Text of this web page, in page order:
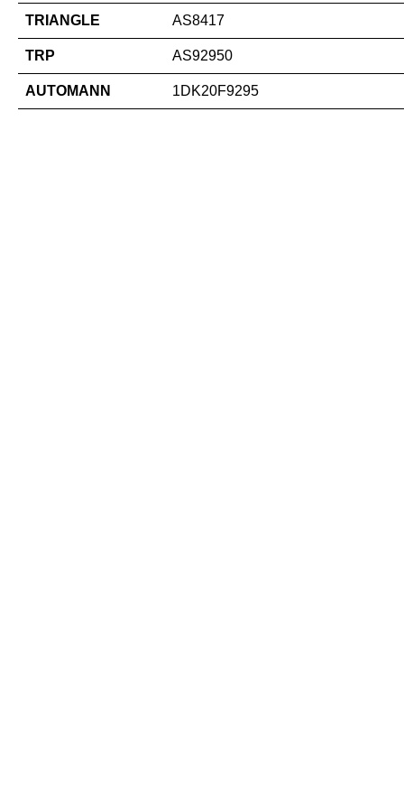
TRIANGLE AS8417
TRP AS92950
AUTOMANN 1DK20F9295